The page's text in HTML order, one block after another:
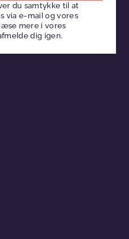
du samtykke til at
via e-mail og vores
mere i vores
dig igen.